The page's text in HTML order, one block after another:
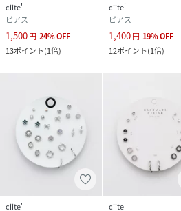
ciite'
ピアス
1,500円 24%OFF
13ポイント(1倍)
ciite'
ピアス
1,400円 19%OFF
12ポイント(1倍)
ciite'
ciite'